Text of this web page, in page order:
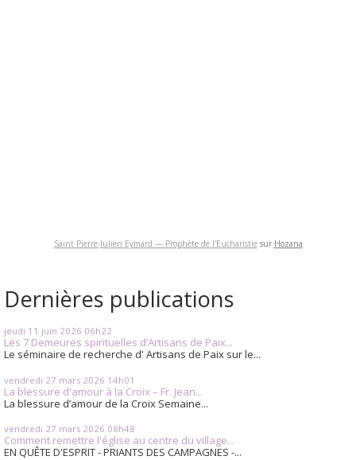
Saint Pierre-Julien Eymard — Prophète de l'Eucharistiesur Hozana
Dernières publications
jeudi 11 juin 2026 06h22
Les 7 Demeures spirituelles d’Artisans de Paix...
Le séminaire de recherche d' Artisans de Paix sur le...
vendredi 27 mars 2026 14h01
La blessure d'amour à la Croix – Fr. Jean...
La blessure d’amour de la Croix Semaine...
vendredi 27 mars 2026 08h48
Comment remettre l'église au centre du village...
EN QUÊTE D'ESPRIT - PRIANTS DES CAMPAGNES -...